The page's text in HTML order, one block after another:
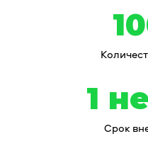
1
Срок